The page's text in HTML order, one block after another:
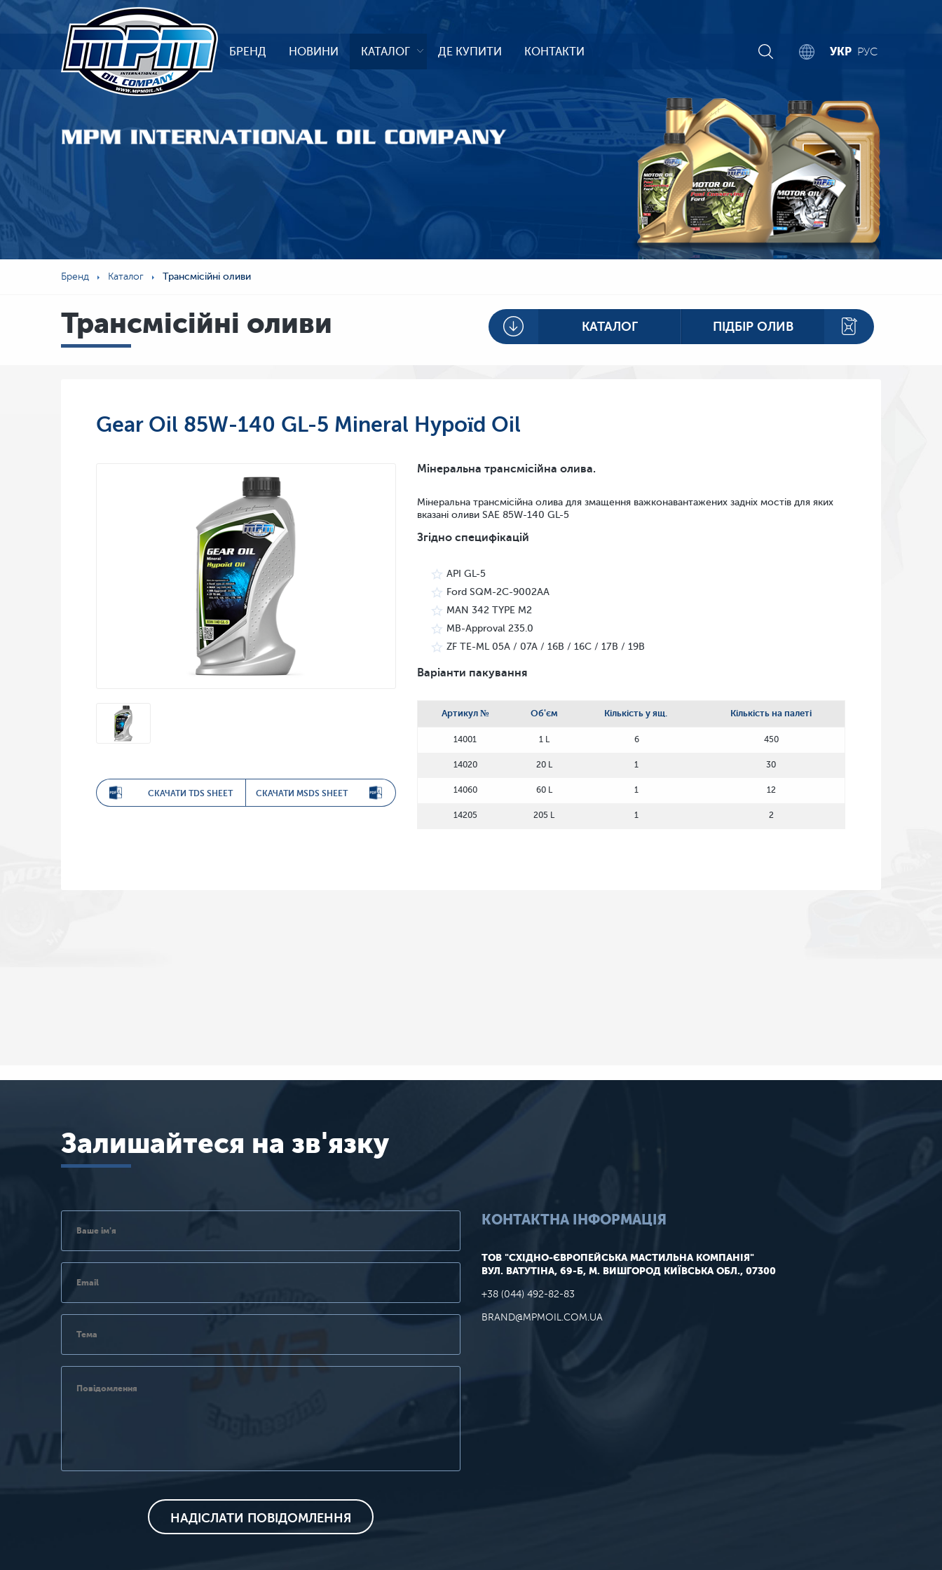
БРЕНД НОВИНИ КАТАЛОГ ДЕ КУПИТИ КОНТАКТИ УКР РУС
Бренд Каталог Трансмісійні оливи
КАТАЛОГ ПІДБІР ОЛИВ
Трансмісійні оливи
Gear Oil 85W-140 GL-5 Mineral Hypoïd Oil
СКАЧАТИ TDS SHEET СКАЧАТИ MSDS SHEET
Мінеральна трансмісійна олива.
Мінеральна трансмісійна олива для змащення важконавантажених задніх мостів для яких
вказані оливи SAE 85W-140 GL-5
Згідно специфікацій
API GL-5
Ford SQM-2C-9002AA
MAN 342 TYPE M2
MB-Approval 235.0
ZF TE-ML 05A / 07A / 16B / 16C / 17B / 19B
Варіанти пакування
Артикул № Об'єм Кількість у ящ. Кількість на палеті
14001 1 L 6 450
14020 20 L 1 30
14060 60 L 1 12
14205 205 L 1 2
Залишайтеся на зв'язку
КОНТАКТНА ІНФОРМАЦІЯ
ТОВ "СХІДНО-ЄВРОПЕЙСЬКА МАСТИЛЬНА КОМПАНІЯ"
ВУЛ. ВАТУТІНА, 69-Б, М. ВИШГОРОД КИЇВСЬКА ОБЛ., 07300
+38 (044) 492-82-83
BRAND@MPMOIL.COM.UA